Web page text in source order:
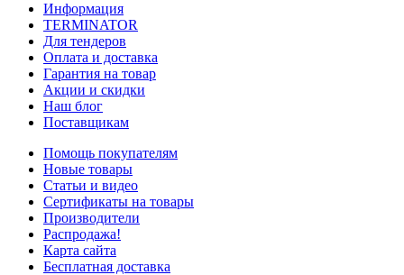
Информация
TERMINATOR
Для тендеров
Оплата и доставка
Гарантия на товар
Акции и скидки
Наш блог
Поставщикам
Помощь покупателям
Новые товары
Статьи и видео
Сертификаты на товары
Производители
Распродажа!
Карта сайта
Бесплатная доставка